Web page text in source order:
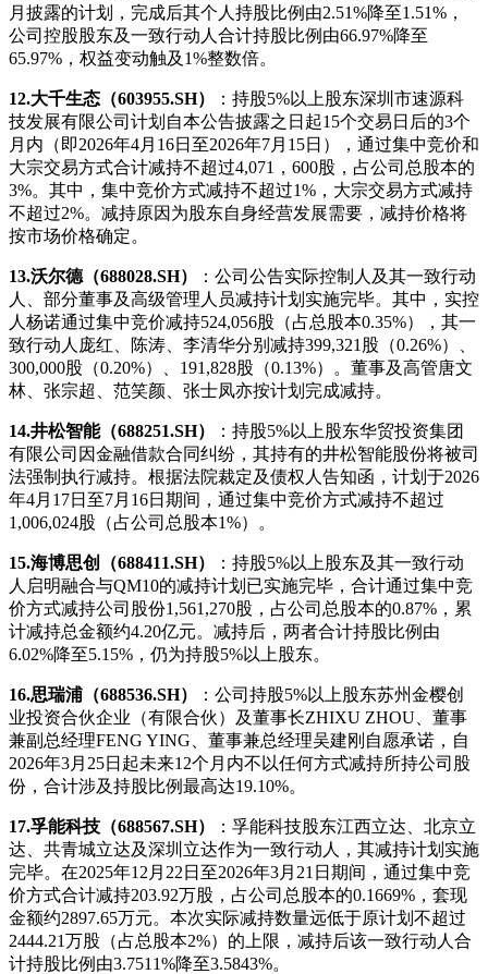
月披露的计划，完成后其个人持股比例由2.51%降至1.51%，
公司控股股东及一致行动人合计持股比例由66.97%降至
65.97%，权益变动触及1%整数倍。
12.大千生态（603955.SH）
：持股5%以上股东深圳市速源科
技发展有限公司计划自本公告披露之日起15个交易日后的3个
月内（即2026年4月16日至2026年7月15日），通过集中竞价和
大宗交易方式合计减持不超过4,071，600股，占公司总股本的
3%。其中，集中竞价方式减持不超过1%，大宗交易方式减持
不超过2%。减持原因为股东自身经营发展需要，减持价格将
按市场价格确定。
13.沃尔德（688028.SH）
：公司公告实际控制人及其一致行动
人、部分董事及高级管理人员减持计划实施完毕。其中，实控
人杨诺通过集中竞价减持524,056股（占总股本0.35%），其一
致行动人庞红、陈涛、李清华分别减持399,321股（0.26%）、
300,000股（0.20%）、191,828股（0.13%）。董事及高管唐文
林、张宗超、范笑颜、张士凤亦按计划完成减持。
14.井松智能（688251.SH）
：持股5%以上股东华贸投资集团
有限公司因金融借款合同纠纷，其持有的井松智能股份将被司
法强制执行减持。根据法院裁定及债权人告知函，计划于2026
年4月17日至7月16日期间，通过集中竞价方式减持不超过
1,006,024股（占公司总股本1%）。
15.海博思创（688411.SH）
：持股5%以上股东及其一致行动
人启明融合与QM10的减持计划已实施完毕，合计通过集中竞
价方式减持公司股份1,561,270股，占公司总股本的0.87%，累
计减持总金额约4.20亿元。减持后，两者合计持股比例由
6.02%降至5.15%，仍为持股5%以上股东。
16.思瑞浦（688536.SH）
：公司持股5%以上股东苏州金樱创
业投资合伙企业（有限合伙）及董事长ZHIXU ZHOU、董事
兼副总经理FENG YING、董事兼总经理吴建刚自愿承诺，自
2026年3月25日起未来12个月内不以任何方式减持所持公司股
份，合计涉及持股比例最高达19.10%。
17.孚能科技（688567.SH）
：孚能科技股东江西立达、北京立
达、共青城立达及深圳立达作为一致行动人，其减持计划实施
完毕。在2025年12月22日至2026年3月21日期间，通过集中竞
价方式合计减持203.92万股，占公司总股本的0.1669%，套现
金额约2897.65万元。本次实际减持数量远低于原计划不超过
2444.21万股（占总股本2%）的上限，减持后该一致行动人合
计持股比例由3.7511%降至3.5843%。